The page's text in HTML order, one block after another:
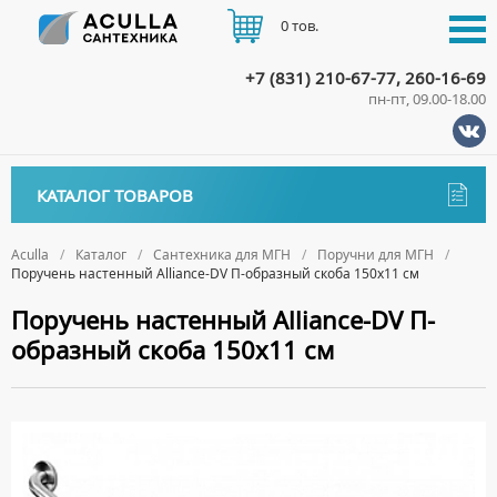
Aculla Каталог Сантехника для МГН
Поручни для МГН
Поручень настенный Alliance-DV П-образный скоба 150х11 см
Поручень настенный Alliance-DV П-
образный скоба 150х11 см
КАТАЛОГ ТОВАРОВ
ДЕРЖАТЕЛИ
ДИСПЕНСЕРЫ
ДОЗАТОРЫ ДЛЯ МЫЛА
Биде
НАПОЛЬНЫЕ БИДЕ
ПОДВЕСНЫЕ БИДЕ
КРЫШКИ ДЛЯ БИДЕ
Ванны
АКРИЛОВЫЕ ВАННЫ
Ванны комплектующие
Встройка
+7 (831) 210-67-77, 260-16-69
пн-пт, 09.00-18.00
0 тов.
ДОСТАВКА
ОПЛАТА
КОНТАКТЫ